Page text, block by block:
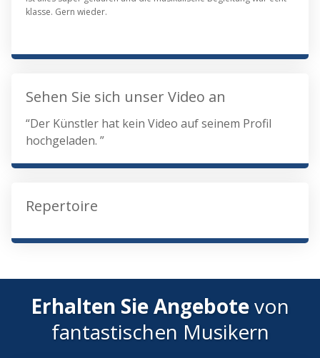
klasse. Gern wieder.
Sehen Sie sich unser Video an
“Der Künstler hat kein Video auf seinem Profil
hochgeladen. ”
Repertoire
Erhalten Sie Angebotevon
fantastischen Musikern